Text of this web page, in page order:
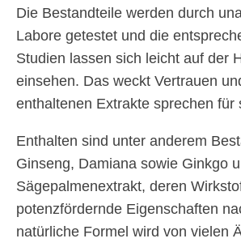
Die Bestandteile werden durch
Labore getestet und die
Studien lassen sich leicht auf der
einsehen. Das weckt Vertrauen
enthaltenen Extrakte sprechen für
Enthalten sind unter anderem
Ginseng, Damiana sowie Ginkgo
Sägepalmenextrakt, deren
potenzfördernde Eigenschaften
natürliche Formel wird von vielen